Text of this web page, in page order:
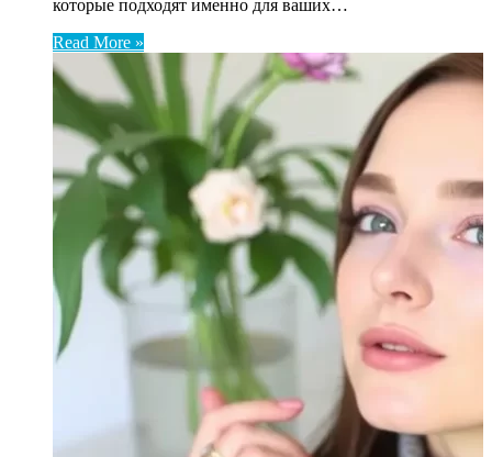
которые подходят именно для ваших…
Read More »